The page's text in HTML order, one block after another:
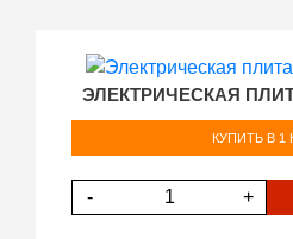
ЭЛЕКТРИЧЕСКАЯ
КУПИТЬ В 1
- +